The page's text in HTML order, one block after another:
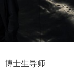
博士生导师